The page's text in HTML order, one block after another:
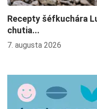
Recepty šéfkuchára
chutia...
7. augusta 2026